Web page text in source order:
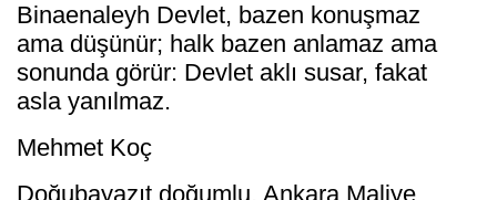
Binaenaleyh Devlet, bazen konuşmaz
ama düşünür; halk bazen anlamaz ama
sonunda görür: Devlet aklı susar, fakat
asla yanılmaz.
Mehmet Koç
Doğubayazıt doğumlu. Ankara Maliye